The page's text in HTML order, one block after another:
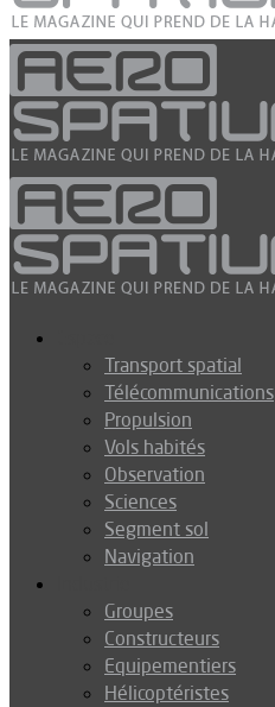
Transport spatial
Télécommunications
Propulsion
Vols habités
Observation
Sciences
Segment sol
Navigation
Groupes
Constructeurs
Equipementiers
Hélicoptéristes